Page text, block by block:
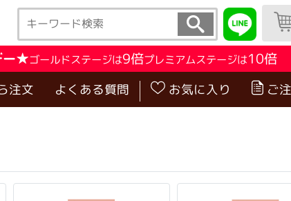
ー★ゴールドステージは9倍プレミアムステージは10倍
注文 よくある質問 お気に入り ご